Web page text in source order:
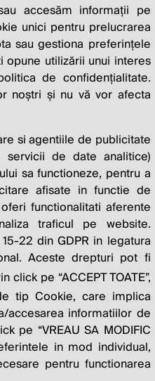
IS TO
Dezvoltat de
accesăm informații pe
unici pentru prelucrarea
sau gestiona preferințele
utilizării unui interes
de confidențialitate.
noștri și nu vă vor afecta
si agentiile de publicitate
de date analitice)
sa functioneze, pentru a
afisate in functie de
functionalitati aferente
traficul pe website.
22 din GDPR in legatura
Aceste drepturi pot fi
click pe “ACCEPT TOATE”,
tip Cookie, care implica
accesarea informatiilor de
pe “VREAU SA MODIFIC
in mod individual,
pentru functionarea